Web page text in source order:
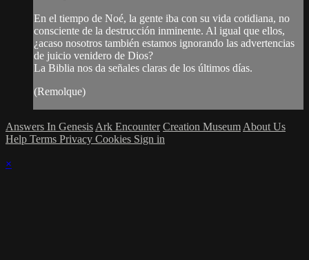
En el tiempo de Noé, la gente iba con su vida cotidiana, no
consciente de la destrucción inminente. Al igual que ellos,
¿acaso nosotros también estamos ignorando las advertencias
de juicio venidero de Dios?
La Biblia nos da señales claras de los últimos días.
(Remolque)
Answers In Genesis Ark Encounter Creation Museum About Us
Help Terms Privacy Cookies Sign in
×